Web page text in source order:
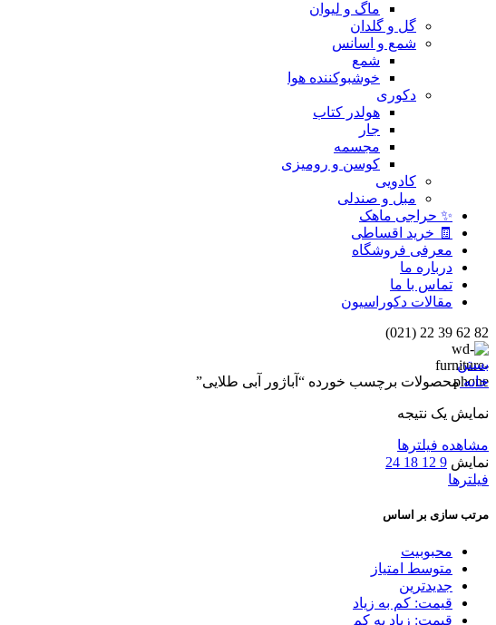
ماگ و لیوان
گل و گلدان
شمع و اسانس
شمع
خوشبوکننده هوا
دکوری
هولدر کتاب
جار
مجسمه
کوسن و رومیزی
کادویی
مبل و صندلی
✨ حراجی ماهک
🧾 خرید اقساطی
معرفی فروشگاه
درباره ما
تماس با ما
مقالات دکوراسیون
82 62 39 22 (021)
بستن
خانهمحصولات برچسب خورده “آباژور آبی طلایی”
نمایش یک نتیجه
مشاهده فیلترها
نمایش 9
12
18
24
فیلترها
مرتب سازی بر اساس
محبوبیت
متوسط امتیاز
جدیدترین
قیمت: کم به زیاد
قیمت: زیاد به کم